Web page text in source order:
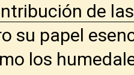
de
su papel
los